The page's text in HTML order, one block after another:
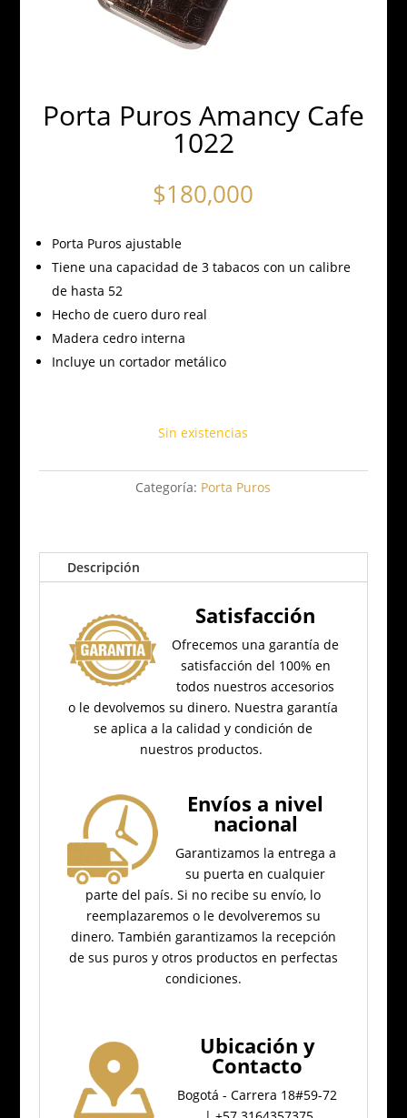
Porta Puros Amancy Cafe
1022
$180,000
Porta Puros ajustable
Tiene una capacidad de 3 tabacos con un calibre
de hasta 52
Hecho de cuero duro real
Madera cedro interna
Incluye un cortador metálico
Sin existencias
Categoría: Porta Puros
Descripción
Satisfacción
Ofrecemos una garantía de
satisfacción del 100% en
todos nuestros accesorios
o le devolvemos su dinero. Nuestra garantía
se aplica a la calidad y condición de
nuestros productos.
Envíos a nivel
nacional
Garantizamos la entrega a
su puerta en cualquier
parte del país. Si no recibe su envío, lo
reemplazaremos o le devolveremos su
dinero. También garantizamos la recepción
de sus puros y otros productos en perfectas
condiciones.
Ubicación y
Contacto
Bogotá - Carrera 18#59-72